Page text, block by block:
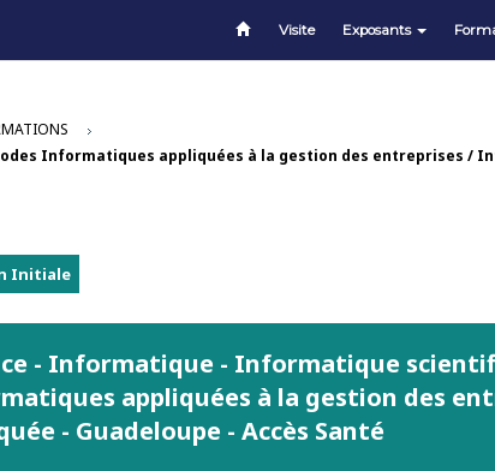
Visite Exposants
Informatiques appliquées à la gestion des entreprises /
Initiale
- Informatique - Informatique
appliquées à la gestion des
- Guadeloupe - Accès Santé